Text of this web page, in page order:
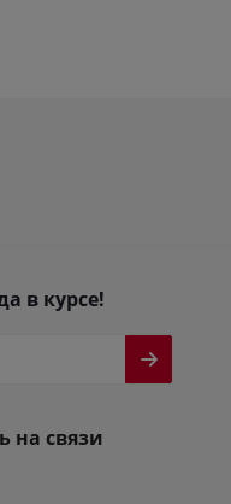
в курсе!
на связи